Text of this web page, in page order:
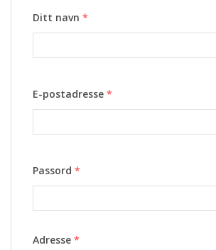
Ditt navn *
E-postadresse *
Passord *
Adresse *